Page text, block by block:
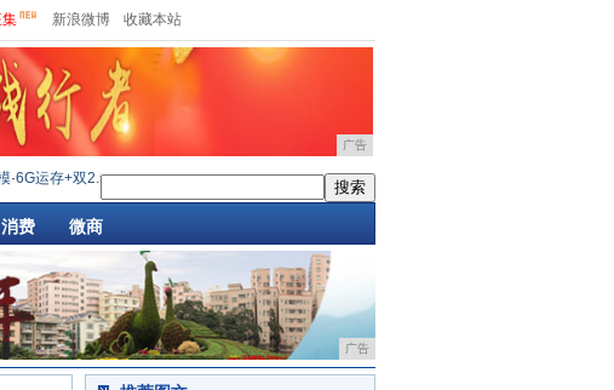
新浪微博 收藏本站
广告
运存+双2.5D弧面玻璃 360手机N5S·高颜值手机已降至1400元以下，双2.5D曲面
消费 微商
广告